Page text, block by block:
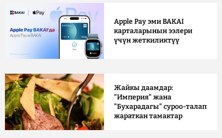
Apple Pay эми BAKAI
карталарынын ээлери
үчүн жеткиликтүү
Жайкы даамдар:
"Империя" жана
"Бухарадагы" суроо-талап
жараткан тамактар